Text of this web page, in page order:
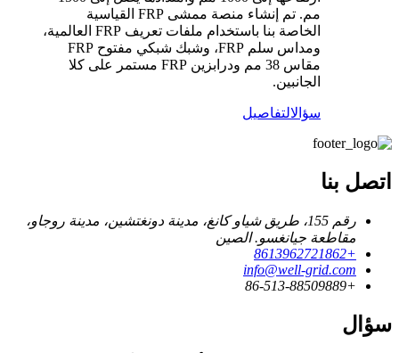
مم. تم إنشاء منصة ممشى FRP القياسية
الخاصة بنا باستخدام ملفات تعريف FRP العالمية،
ومداس سلم FRP، وشبك شبكي مفتوح FRP
مقاس 38 مم ودرابزين FRP مستمر على كلا
الجانبين.
سؤالالتفاصيل
اتصل بنا
رقم 155، طريق شياو كانغ، مدينة دونغتشين، مدينة روجاو،
مقاطعة جيانغسو. الصين
+8613962721862
info@well-grid.com
+86-513-88509889
سؤال